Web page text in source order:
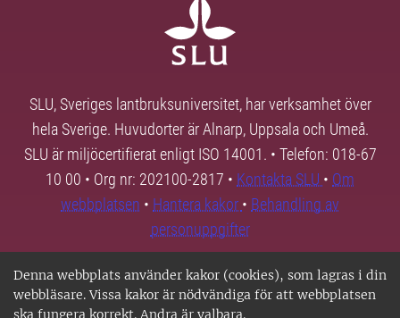
Denna webbplats använder kakor (cookies), som lagras i din
webbläsare. Vissa kakor är nödvändiga för att webbplatsen
ska fungera korrekt. Andra är valbara.
SLU, Sveriges lantbruksuniversitet, har verksamhet över
hela Sverige. Huvudorter är Alnarp, Uppsala och Umeå.
SLU är miljöcertifierat enligt ISO 14001. • Telefon: 018-67
10 00 • Org nr: 202100-2817 • Kontakta SLU • Om
webbplatsen • Hantera kakor • Behandling av
personuppgifter